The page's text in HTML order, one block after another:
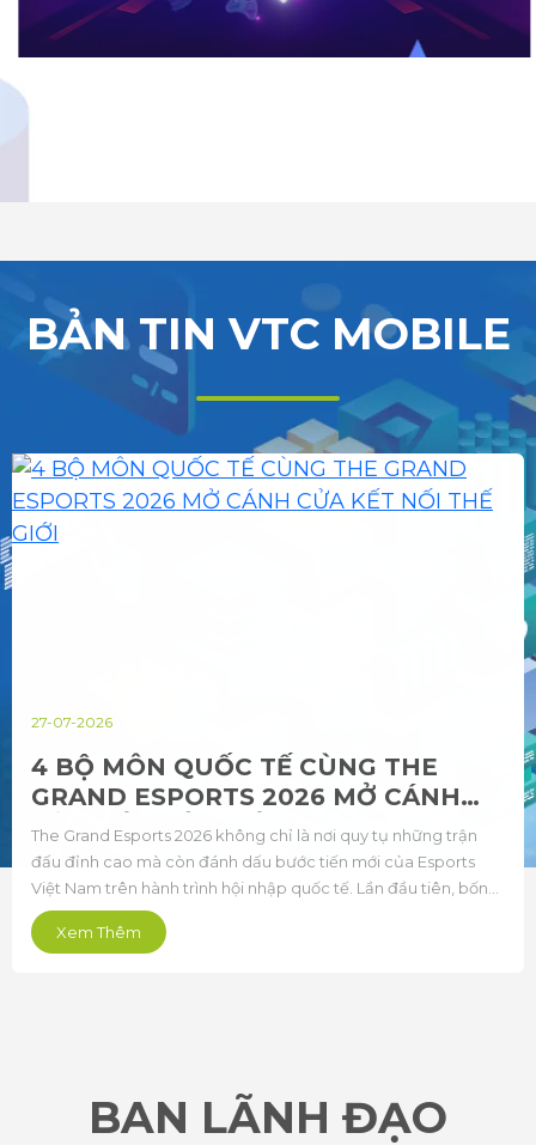
BẢN TIN VTC MOBILE
27-07-2026
4 BỘ MÔN QUỐC TẾ CÙNG THE
GRAND ESPORTS 2026 MỞ CÁNH
CỬA KẾT NỐI THẾ GIỚI
The Grand Esports 2026 không chỉ là nơi quy tụ những trận
đấu đỉnh cao mà còn đánh dấu bước tiến mới của Esports
Việt Nam trên hành trình hội nhập quốc tế. Lần đầu tiên, bốn
bộ môn quốc tế gồm Audition PC, Au Mobile, Street Fighter 6
và Summoners War: Sky Arena cùng góp mặt trong một kỳ
Xem Thêm
BAN LÃNH ĐẠO